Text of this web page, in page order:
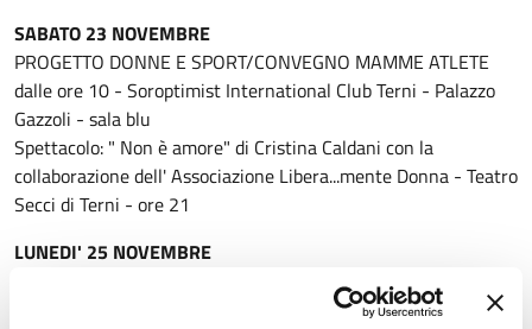
SABATO 23 NOVEMBRE
PROGETTO DONNE E SPORT/CONVEGNO MAMME ATLETE
dalle ore 10 - Soroptimist International Club Terni - Palazzo
Gazzoli - sala blu
Spettacolo: " Non è amore" di Cristina Caldani con la
collaborazione dell' Associazione Libera...mente Donna - Teatro
Secci di Terni - ore 21
LUNEDI' 25 NOVEMBRE
biblioteca comunale di Terni ore 8.30 POSIZIONAMENTO
PANCHINA a cura dell' Istituto Tecnico Tecnologico in